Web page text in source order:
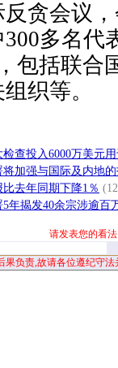
贪会议
多名代
包括联合
织等。
查投入6000万美元
加强与国际及内地
去年同期下降1％
年揭发40余宗涉逾百
请发表您的看
果负责,故请各位遵纪守